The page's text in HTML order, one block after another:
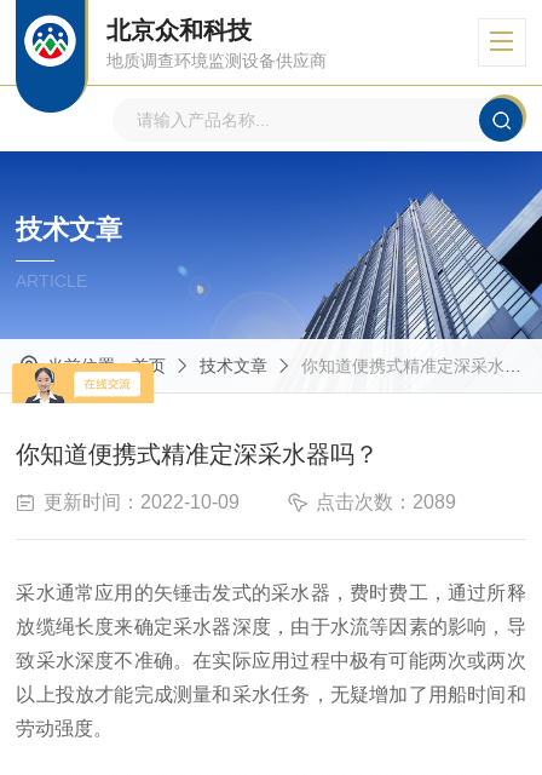
北京众和科技
地质调查环境监测设备供应商
技术文章
ARTICLE
当前位置：首页 技术文章 你知道便携式精准定深采水器吗？
你知道便携式精准定深采水器吗？
更新时间：2022-10-09 点击次数：2089
采水通常应用的矢锤击发式的采水器，费时费工，通过所释
放缆绳长度来确定采水器深度，由于水流等因素的影响，导
致采水深度不准确。在实际应用过程中极有可能两次或两次
以上投放才能完成测量和采水任务，无疑增加了用船时间和
劳动强度。